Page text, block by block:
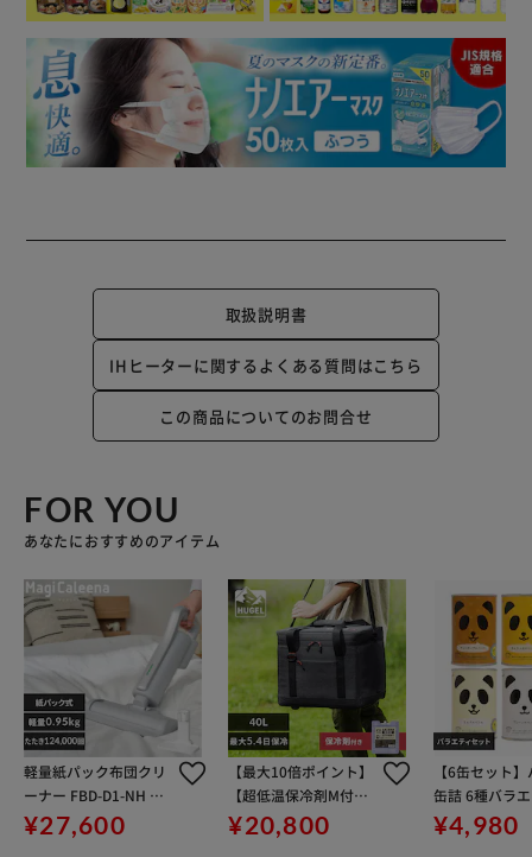
取扱説明書
IHヒーターに関するよくある質問はこちら
この商品についてのお問合せ
FOR YOU
あなたにおすすめのアイテム
軽量紙パック布団クリ
ーナー FBD-D1-NH グ
レー
¥27,600
【最大10倍ポイント】
【超低温保冷剤M付
き】HUGEL クーラー
ボックス エアロゲルソ
¥20,800
【6缶セット
缶詰 6種バラ
ット 防災食 非
¥4,980